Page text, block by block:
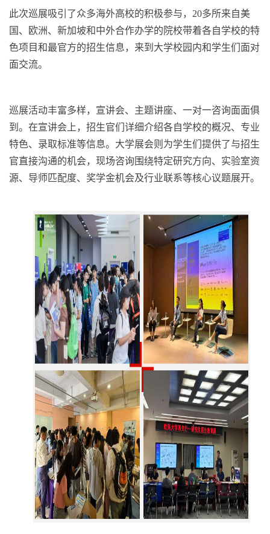
此次巡展吸引了众多海外高校的积极参与，20多所来自美
国、欧洲、新加坡和中外合作办学的院校带着各自学校的特
色项目和最官方的招生信息，来到大学校园内和学生们面对
面交流。
巡展活动丰富多样，宣讲会、主题讲座、一对一咨询面面俱
到。在宣讲会上，招生官们详细介绍各自学校的概况、专业
特色、录取标准等信息。大学展会则为学生们提供了与招生
官直接沟通的机会，现场咨询围绕特定研究方向、实验室资
源、导师匹配度、奖学金机会及行业联系等核心议题展开。